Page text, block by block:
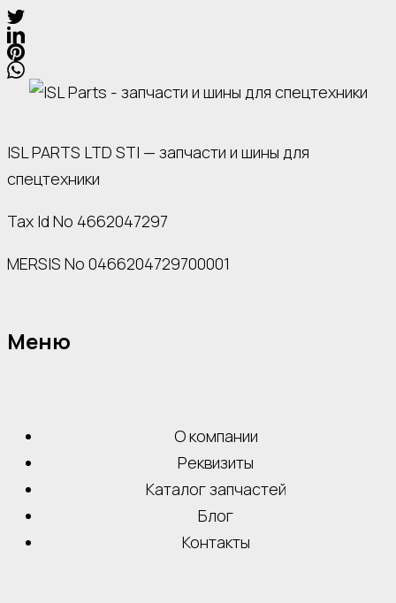
ISL PARTS LTD STI — запчасти и шины для
спецтехники
Tax Id No 4662047297
MERSIS No 0466204729700001
Меню
О компании
Реквизиты
Каталог запчастей
Блог
Контакты